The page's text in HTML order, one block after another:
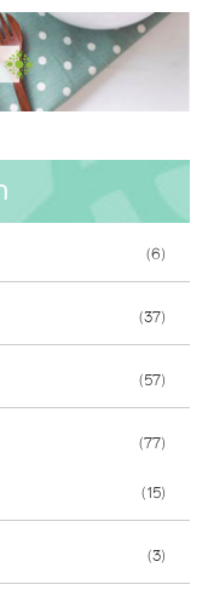
(6)
(37)
(57)
(77)
(15)
(3)